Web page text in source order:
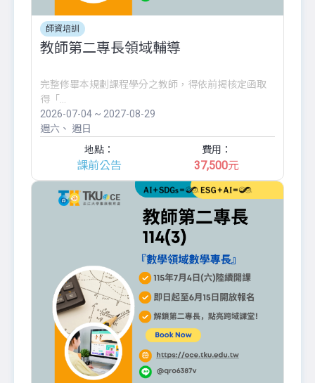
師資培訓
教師第二專長領域輔導
完整修畢本規劃課程學分之教師，得依前揭核定函取
得「...
2026-07-04 ~ 2027-08-29
週六
週日
地點：
課前公告
費用：
37,500元